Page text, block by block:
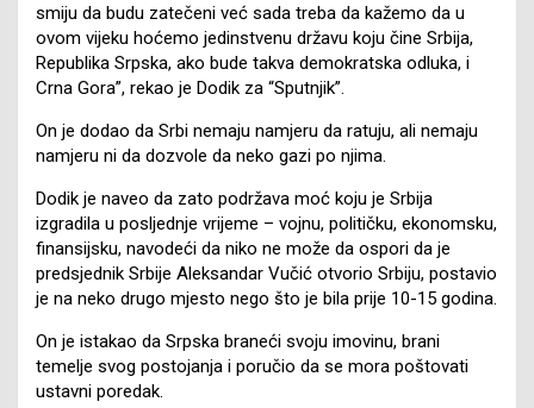
smiju da budu zatečeni već sada treba da kažemo da u
ovom vijeku hoćemo jedinstvenu državu koju čine Srbija,
Republika Srpska, ako bude takva demokratska odluka, i
Crna Gora”, rekao je Dodik za “Sputnjik”.
On je dodao da Srbi nemaju namjeru da ratuju, ali nemaju
namjeru ni da dozvole da neko gazi po njima.
Dodik je naveo da zato podržava moć koju je Srbija
izgradila u posljednje vrijeme – vojnu, političku, ekonomsku,
finansijsku, navodeći da niko ne može da ospori da je
predsjednik Srbije Aleksandar Vučić otvorio Srbiju, postavio
je na neko drugo mjesto nego što je bila prije 10-15 godina.
On je istakao da Srpska braneći svoju imovinu, brani
temelje svog postojanja i poručio da se mora poštovati
ustavni poredak.